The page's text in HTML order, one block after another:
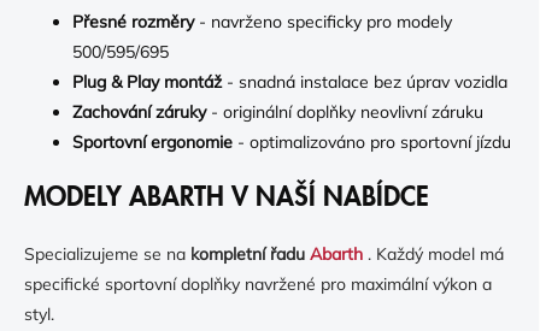
Přesné rozměry- navrženo specificky pro modely
500/595/695
Plug & Play montáž- snadná instalace bez úprav vozidla
Zachování záruky- originální doplňky neovlivní záruku
Sportovní ergonomie - optimalizováno pro sportovní jízdu
MODELY ABARTH V NAŠÍ NABÍDCE
Specializujeme se na kompletní řadu Abarth . Každý model má
specifické sportovní doplňky navržené pro maximální výkon a
styl.